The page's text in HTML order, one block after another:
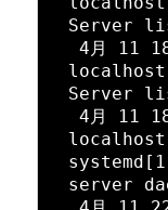
Server
4月 11 18:03:51
Server
4月 11 18:03:51
server